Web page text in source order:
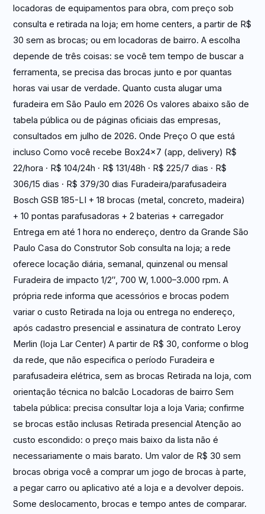
locadoras de equipamentos para obra, com preço sob
consulta e retirada na loja; em home centers, a partir de R$
30 sem as brocas; ou em locadoras de bairro. A escolha
depende de três coisas: se você tem tempo de buscar a
ferramenta, se precisa das brocas junto e por quantas
horas vai usar de verdade. Quanto custa alugar uma
furadeira em São Paulo em 2026 Os valores abaixo são de
tabela pública ou de páginas oficiais das empresas,
consultados em julho de 2026. Onde Preço O que está
incluso Como você recebe Box24x7 (app, delivery) R$
22/hora · R$ 104/24h · R$ 131/48h · R$ 225/7 dias · R$
306/15 dias · R$ 379/30 dias Furadeira/parafusadeira
Bosch GSB 185-LI + 18 brocas (metal, concreto, madeira)
+ 10 pontas parafusadoras + 2 baterias + carregador
Entrega em até 1 hora no endereço, dentro da Grande São
Paulo Casa do Construtor Sob consulta na loja; a rede
oferece locação diária, semanal, quinzenal ou mensal
Furadeira de impacto 1/2″, 700 W, 1.000–3.000 rpm. A
própria rede informa que acessórios e brocas podem
variar o custo Retirada na loja ou entrega no endereço,
após cadastro presencial e assinatura de contrato Leroy
Merlin (loja Lar Center) A partir de R$ 30, conforme o blog
da rede, que não especifica o período Furadeira e
parafusadeira elétrica, sem as brocas Retirada na loja, com
orientação técnica no balcão Locadoras de bairro Sem
tabela pública: precisa consultar loja a loja Varia; confirme
se brocas estão inclusas Retirada presencial Atenção ao
custo escondido: o preço mais baixo da lista não é
necessariamente o mais barato. Um valor de R$ 30 sem
brocas obriga você a comprar um jogo de brocas à parte,
a pegar carro ou aplicativo até a loja e a devolver depois.
Some deslocamento, brocas e tempo antes de comparar.